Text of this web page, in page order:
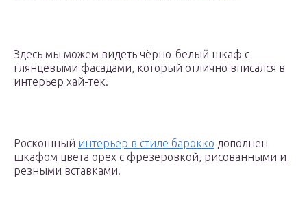
Здесь мы можем видеть чёрно-белый шкаф с
глянцевыми фасадами, который отлично вписался в
интерьер хай-тек.
Роскошный интерьер в стиле барокко дополнен
шкафом цвета орех с фрезеровкой, рисованными и
резными вставками.